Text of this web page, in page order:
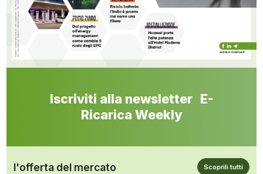
Iscriviti alla newsletter E-
Ricarica Weekly
l'offerta del mercato Scoprili tutti